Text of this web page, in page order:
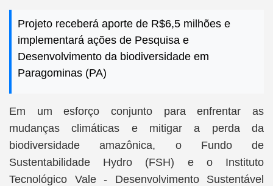
Projeto receberá aporte de R$6,5 milhões e
implementará ações de Pesquisa e
Desenvolvimento da biodiversidade em
Paragominas (PA)
Em um esforço conjunto para enfrentar as
mudanças climáticas e mitigar a perda da
biodiversidade amazônica, o Fundo de
Sustentabilidade Hydro (FSH) e o Instituto
Tecnológico Vale - Desenvolvimento Sustentável